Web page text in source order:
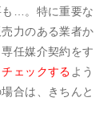
も…。特に重要な
力のある業者か
任媒介契約をす
ェックする よう
合は、きちんと